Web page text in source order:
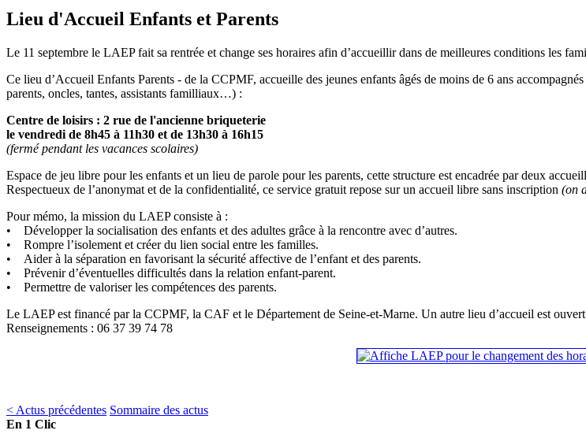
Lieu d'Accueil Enfants et Parents
Le 11 septembre le LAEP fait sa rentrée et change ses horaires afin d’accueillir dans de meilleures conditions les
Ce lieu d’Accueil Enfants Parents - de la CCPMF, accueille des jeunes enfants âgés de moins de 6 ans
parents, oncles, tantes, assistants familliaux…) :
Centre de loisirs : 2 rue de l'ancienne briqueterie
le vendredi de 8h45 à 11h30 et de 13h30 à 16h15
(fermé pendant les vacances scolaires)
Espace de jeu libre pour les enfants et un lieu de parole pour les parents, cette structure est encadrée par deux
Respectueux de l’anonymat et de la confidentialité, ce service gratuit repose sur un accueil libre sans inscription (on
Pour mémo, la mission du LAEP consiste à :
• Développer la socialisation des enfants et des adultes grâce à la rencontre avec d’autres.
• Rompre l’isolement et créer du lien social entre les familles.
• Aider à la séparation en favorisant la sécurité affective de l’enfant et des parents.
• Prévenir d’éventuelles difficultés dans la relation enfant-parent.
• Permettre de valoriser les compétences des parents.
Le LAEP est financé par la CCPMF, la CAF et le Département de Seine-et-Marne. Un autre lieu d’accueil est
Renseignements : 06 37 39 74 78
< Actus précédentes Sommaire des actus
En 1 Clic